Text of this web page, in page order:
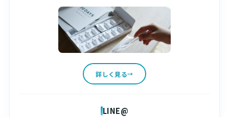
詳しく見る
LINE@